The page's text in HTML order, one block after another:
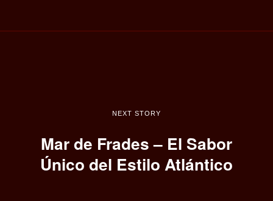
NEXT STORY
Mar de Frades – El Sabor
Único del Estilo Atlántico